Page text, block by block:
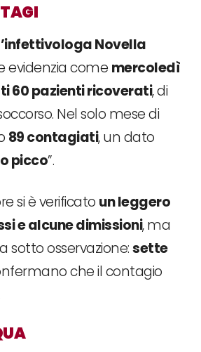
Novella
evidenzia come mercoledì
60 pazienti ricoverati, di
Nel solo mese di
89 contagiati, un dato
picco”.
si è verificato un leggero
e alcune dimissioni, ma
sotto osservazione:sette
che il contagio